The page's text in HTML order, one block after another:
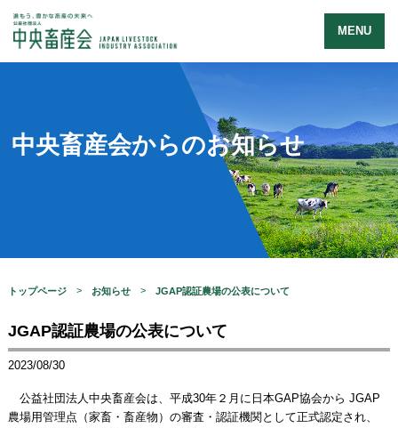
MENU
中央畜産会からのお知らせ
トップページ お知らせ JGAP認証農場の公表について
JGAP認証農場の公表について
2023/08/30
公益社団法人中央畜産会は、平成30年２月に日本GAP協会から JGAP
農場用管理点（家畜・畜産物）の審査・認証機関として正式認定され、